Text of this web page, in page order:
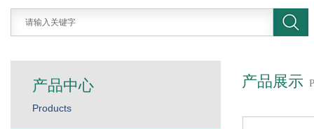
产品展示
产品中心
Products